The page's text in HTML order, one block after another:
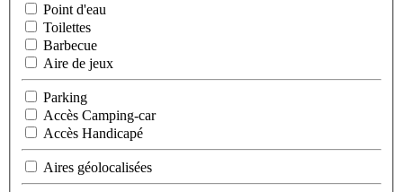
Point d'eau
Toilettes
Barbecue
Aire de jeux
Parking
Accès Camping-car
Accès Handicapé
Aires géolocalisées